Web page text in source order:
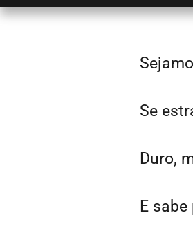
Se
Duro,
E